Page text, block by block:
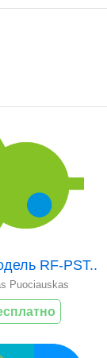
RF-PST..
Puociauskas